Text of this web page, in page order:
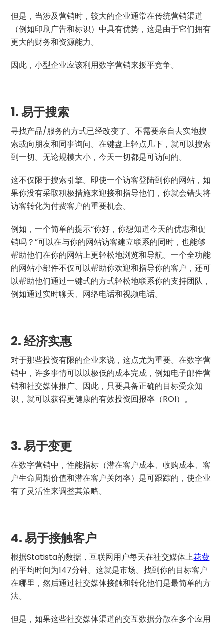
但是，当涉及营销时，较大的企业通常在传统营销渠道
（例如印刷广告和标识）中具有优势，这是由于它们拥有
更大的财务和资源能力。
因此，小型企业应该利用数字营销来扳平竞争。
1. 易于搜索
寻找产品/服务的方式已经改变了。不需要亲自去实地搜
索或向朋友和同事询问。在键盘上轻点几下，就可以搜索
到一切。无论规模大小，今天一切都是可访问的。
这不仅限于搜索引擎。即使一个访客登陆到你的网站，如
果你没有采取积极措施来迎接和指导他们，你就会错失将
访客转化为付费客户的重要机会。
例如，一个简单的提示“你好，你想知道今天的优惠和促
销吗？”可以在与你的网站访客建立联系的同时，也能够
帮助他们在你的网站上更轻松地浏览和导航。一个全功能
的网站小部件不仅可以帮助你欢迎和指导你的客户，还可
以帮助他们通过一键式的方式轻松地联系你的支持团队，
例如通过实时聊天、网络电话和视频电话。
2.经济实惠
对于那些投资有限的企业来说，这点尤为重要。在数字营
销中，许多事情可以以极低的成本完成，例如电子邮件营
销和社交媒体推广。因此，只要具备正确的目标受众知
识，就可以获得更健康的有效投资回报率（ROI）。
3.易于变更
在数字营销中，性能指标（潜在客户成本、收购成本、客
户生命周期价值和潜在客户关闭率）是可跟踪的，使企业
有了灵活性来调整其策略。
4.易于接触客户
根据Statista的数据，互联网用户每天在社交媒体上花费
的平均时间为147分钟。这就是市场。找到你的目标客户
在哪里，然后通过社交媒体接触和转化他们是最简单的方
法。
但是，如果这些社交媒体渠道的交互数据分散在多个应用